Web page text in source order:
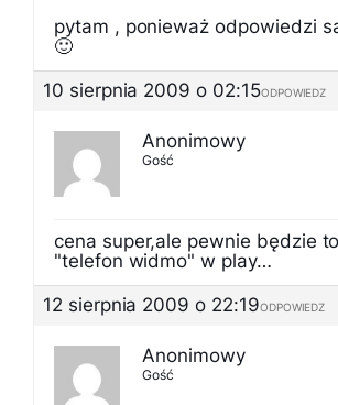
pytam , ponieważ odpowiedzi
🙂
10 sierpnia 2009 o 02:15ODPOWIEDZ
Anonimowy
Gość
cena super,ale pewnie będzie
"telefon widmo" w play…
12 sierpnia 2009 o 22:19ODPOWIEDZ
Anonimowy
Gość